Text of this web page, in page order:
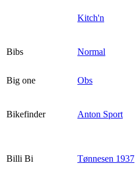
Kitch'n
Bibs Normal
Big one
Obs
Bikefinder Anton Sport
Billi Bi Tønnesen 1937